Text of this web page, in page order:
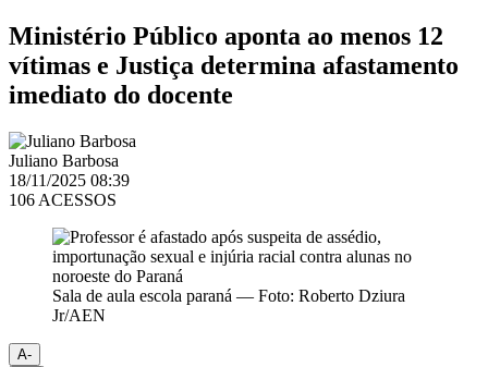
Ministério Público aponta ao menos 12
vítimas e Justiça determina afastamento
imediato do docente
Juliano Barbosa
18/11/2025 08:39
106 ACESSOS
Sala de aula escola paraná — Foto: Roberto Dziura
Jr/AEN
A-